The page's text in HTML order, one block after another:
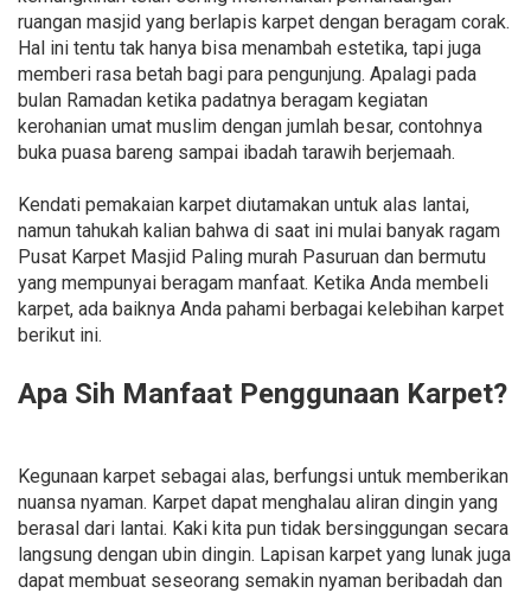
ruangan masjid yang berlapis karpet dengan beragam corak.
Hal ini tentu tak hanya bisa menambah estetika, tapi juga
memberi rasa betah bagi para pengunjung. Apalagi pada
bulan Ramadan ketika padatnya beragam kegiatan
kerohanian umat muslim dengan jumlah besar, contohnya
buka puasa bareng sampai ibadah tarawih berjemaah.
Kendati pemakaian karpet diutamakan untuk alas lantai,
namun tahukah kalian bahwa di saat ini mulai banyak ragam
Pusat Karpet Masjid Paling murah Pasuruan dan bermutu
yang mempunyai beragam manfaat. Ketika Anda membeli
karpet, ada baiknya Anda pahami berbagai kelebihan karpet
berikut ini.
Apa Sih Manfaat Penggunaan Karpet?
Kegunaan karpet sebagai alas, berfungsi untuk memberikan
nuansa nyaman. Karpet dapat menghalau aliran dingin yang
berasal dari lantai. Kaki kita pun tidak bersinggungan secara
langsung dengan ubin dingin. Lapisan karpet yang lunak juga
dapat membuat seseorang semakin nyaman beribadah dan